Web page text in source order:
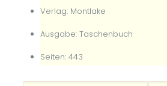
Verlag: Montlake
Ausgabe: Taschenbuch
Seiten: 443